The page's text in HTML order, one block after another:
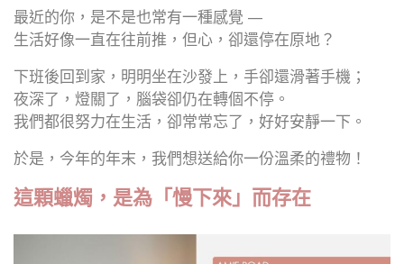
最近的你，是不是也常有一種感覺 —
生活好像一直在往前推，但心，卻還停在原地？
下班後回到家，明明坐在沙發上，手卻還滑著手機；
夜深了，燈關了，腦袋卻仍在轉個不停。
我們都很努力在生活，卻常常忘了，好好安靜一下。
於是，今年的年末，我們想送給你一份溫柔的禮物！
這顆蠟燭，是為「慢下來」而存在